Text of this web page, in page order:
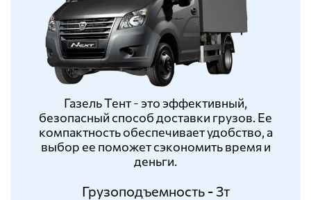
Газель Тент - это эффективный,
безопасный способ доставки грузов. Ее
компактность обеспечивает удобство, а
выбор ее поможет сэкономить время и
деньги.
Грузоподъемность - 3т